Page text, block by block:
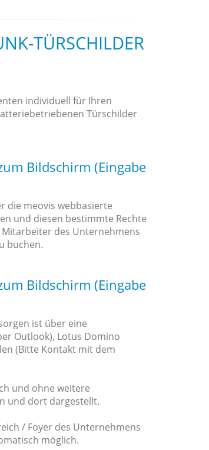
TÜRSCHILDER
individuell für Ihren
Türschilder
Bildschirm (Eingabe
die meovis webbasierte
und diesen bestimmte Rechte
des Unternehmens
buchen.
Bildschirm (Eingabe
ist über eine
Outlook), Lotus Domino
(Bitte Kontakt mit dem
und ohne weitere
und dort dargestellt.
/ Foyer des Unternehmens
möglich.